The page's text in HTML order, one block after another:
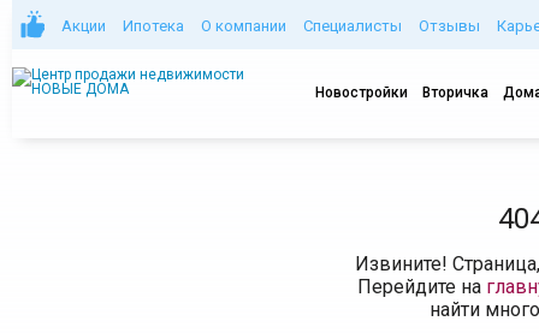
Акции Ипотека О компании Специалисты Отзывы
Новостройки Вторичка
Извините!
Перейдите на
найти